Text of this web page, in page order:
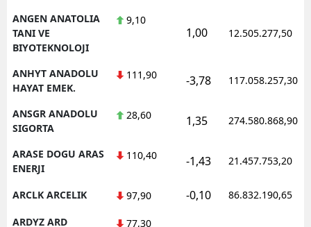
ANGEN ANATOLIA
TANI VE
BIYOTEKNOLOJI
9,10
1,00 12.505.277,50
ANHYT ANADOLU
HAYAT EMEK.
111,90 -3,78 117.058.257,30
ANSGR ANADOLU
SIGORTA
28,60 1,35 274.580.868,90
ARASE DOGU ARAS
ENERJI
110,40 -1,43 21.457.753,20
ARCLK ARCELIK 97,90 -0,10 86.832.190,65
ARDYZ ARD 77,30